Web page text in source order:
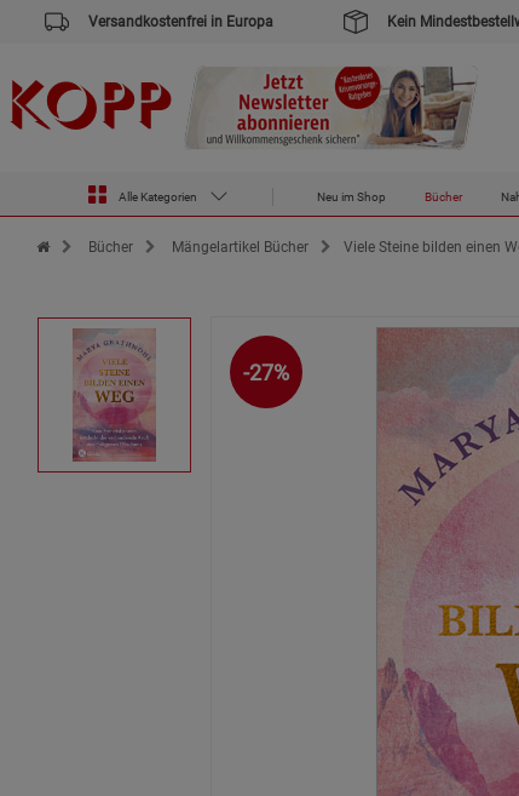
Versandkostenfrei in Europa Kein
Alle Kategorien Neu im Shop Bücher
Zur Startseite des Kopp Verlag Online-Shop
Bücher Mängelartikel Bücher Viele Steine bilden einen
-27%